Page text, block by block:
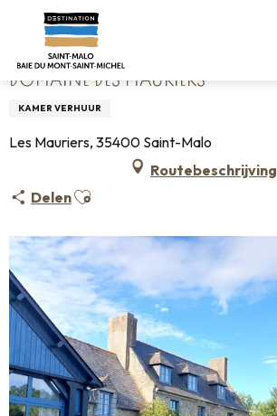
contenu
principal
Home Domaine des Mauriers
DOMAINE DES MAURIERS
KAMER VERHUUR
Les Mauriers, 35400 Saint-Malo
Routebeschrijving
DelenAjouter aux favoris